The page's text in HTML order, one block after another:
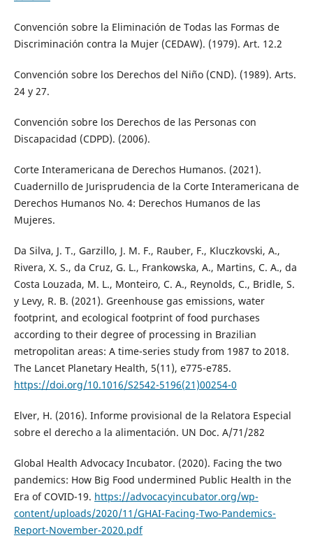
Convención sobre la Eliminación de Todas las Formas de
Discriminación contra la Mujer (CEDAW). (1979). Art. 12.2
Convención sobre los Derechos del Niño (CND). (1989). Arts.
24 y 27.
Convención sobre los Derechos de las Personas con
Discapacidad (CDPD). (2006).
Corte Interamericana de Derechos Humanos. (2021).
Cuadernillo de Jurisprudencia de la Corte Interamericana de
Derechos Humanos No. 4: Derechos Humanos de las
Mujeres.
Da Silva, J. T., Garzillo, J. M. F., Rauber, F., Kluczkovski, A.,
Rivera, X. S., da Cruz, G. L., Frankowska, A., Martins, C. A., da
Costa Louzada, M. L., Monteiro, C. A., Reynolds, C., Bridle, S.
y Levy, R. B. (2021). Greenhouse gas emissions, water
footprint, and ecological footprint of food purchases
according to their degree of processing in Brazilian
metropolitan areas: A time-series study from 1987 to 2018.
The Lancet Planetary Health, 5(11), e775-e785.
https://doi.org/10.1016/S2542-5196(21)00254-0
Elver, H. (2016). Informe provisional de la Relatora Especial
sobre el derecho a la alimentación. UN Doc. A/71/282
Global Health Advocacy Incubator. (2020). Facing the two
pandemics: How Big Food undermined Public Health in the
Era of COVID-19. https://advocacyincubator.org/wp-
content/uploads/2020/11/GHAI-Facing-Two-Pandemics-
Report-November-2020.pdf